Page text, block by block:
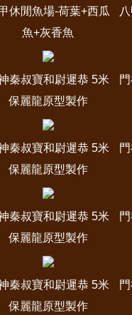
休閒魚場-荷葉+西瓜
魚+灰香魚
秦叔寶和尉遲恭 5米
保麗龍原型製作
秦叔寶和尉遲恭 5米
保麗龍原型製作
秦叔寶和尉遲恭 5米
保麗龍原型製作
秦叔寶和尉遲恭 5米
保麗龍原型製作